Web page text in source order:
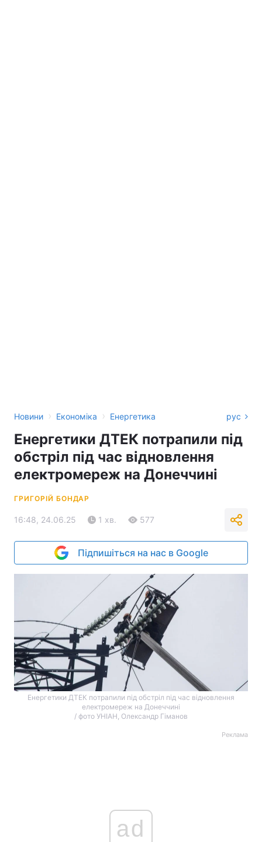
Новини › Економіка › Енергетика рус
Енергетики ДТЕК потрапили під
обстріл під час відновлення
електромереж на Донеччині
ГРИГОРІЙ БОНДАР
16:48, 24.06.25 1 хв. 577
Підпишіться на нас в Google
Енергетики ДТЕК потрапили під обстріл під час відновлення
електромереж на Донеччині
/ фото УНІАН, Олександр Гіманов
Реклама
ad